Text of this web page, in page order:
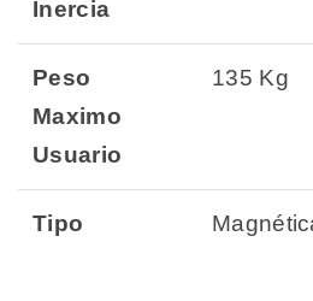
Inercia
Peso
Maximo
Usuario
135 Kg
Tipo